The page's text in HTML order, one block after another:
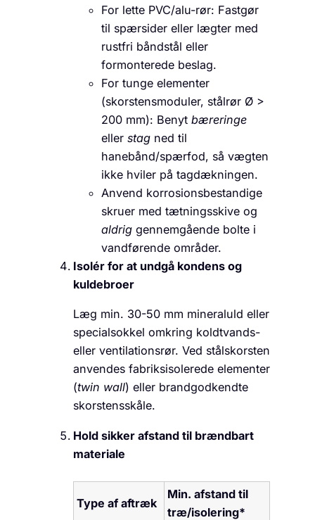
For lette PVC/alu-rør: Fastgør
til spærsider eller lægter med
rustfri båndstål eller
formonterede beslag.
For tunge elementer
(skorstensmoduler, stålrør Ø >
200 mm): Benyt bæreringe
eller stag ned til
hanebånd/spærfod, så vægten
ikke hviler på tagdækningen.
Anvend korrosionsbestandige
skruer med tætningsskive og
aldrig gennemgående bolte i
vandførende områder.
Isolér for at undgå kondens og
kuldebroer
Læg min. 30-50 mm mineraluld eller
specialsokkel omkring koldtvands-
eller ventilationsrør. Ved stålskorsten
anvendes fabriksisolerede elementer
(twin wall) eller brandgodkendte
skorstensskåle.
Hold sikker afstand til brændbart
materiale
Type af aftræk
Min. afstand til
træ/isolering*